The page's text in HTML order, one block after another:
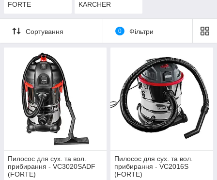
FORTE KARCHER
Сортування 0 Фільтри
Пилосос для сух. та вол.
прибирання - VC3020SADF
(FORTE)
Пилосос для сух. та вол.
прибирання - VC2016S
(FORTE)